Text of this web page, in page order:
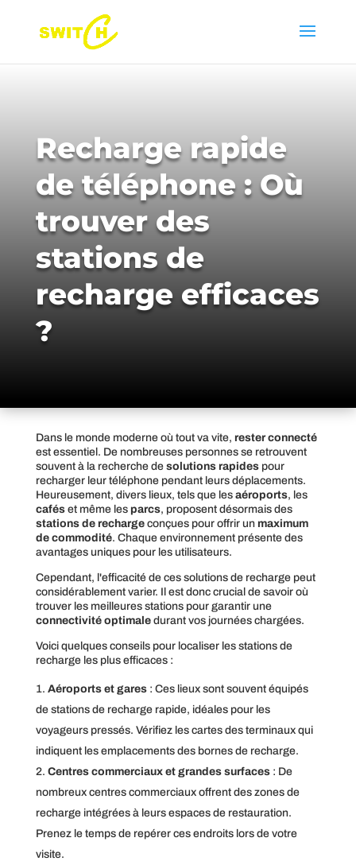
Recharge rapide
de téléphone : Où
trouver des
stations de
recharge efficaces
?
Dans le monde moderne où tout va vite, rester connecté
est essentiel. De nombreuses personnes se retrouvent
souvent à la recherche de solutions rapidespour
recharger leur téléphone pendant leurs déplacements.
Heureusement, divers lieux, tels que les aéroports, les
caféset même les parcs, proposent désormais des
stations de rechargeconçues pour offrir un maximum
de commodité. Chaque environnement présente des
avantages uniques pour les utilisateurs.
Cependant, l'efficacité de ces solutions de recharge peut
considérablement varier. Il est donc crucial de savoir où
trouver les meilleures stations pour garantir une
connectivité optimaledurant vos journées chargées.
Voici quelques conseils pour localiser les stations de
recharge les plus efficaces :
Aéroports et gares : Ces lieux sont souvent équipés
de stations de recharge rapide, idéales pour les
voyageurs pressés. Vérifiez les cartes des terminaux qui
indiquent les emplacements des bornes de recharge.
Centres commerciaux et grandes surfaces : De
nombreux centres commerciaux offrent des zones de
recharge intégrées à leurs espaces de restauration.
Prenez le temps de repérer ces endroits lors de votre
visite.